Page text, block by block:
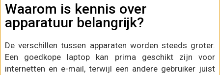
Waarom is kennis over
apparatuur belangrijk?
De verschillen tussen apparaten worden steeds groter.
Een goedkope laptop kan prima geschikt zijn voor
internetten en e-mail, terwijl een andere gebruiker juist